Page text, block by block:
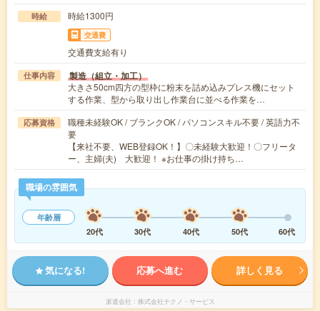
時給 時給1300円
交通費
交通費支給有り
仕事内容 製造（組立・加工）
大きさ50cm四方の型枠に粉末を詰め込みプレス機にセット
する作業、型から取り出し作業台に並べる作業を…
応募資格
職種未経験OK / ブランクOK / パソコンスキル不要 / 英語力不
要
【来社不要、WEB登録OK！】〇未経験大歓迎！〇フリータ
ー、主婦(夫) 大歓迎！ ※お仕事の掛け持ち…
職場の雰囲気
年齢層
20代
30代 40代 50代 60代
気になる! 応募へ進む 詳しく見る
派遣会社 株式会社テクノ・サービス